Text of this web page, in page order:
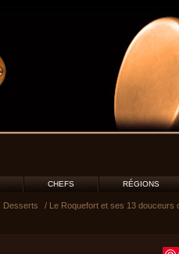
CHEFS RÉGIONS
Desserts / Le Roquefort et ses 13 douceurs